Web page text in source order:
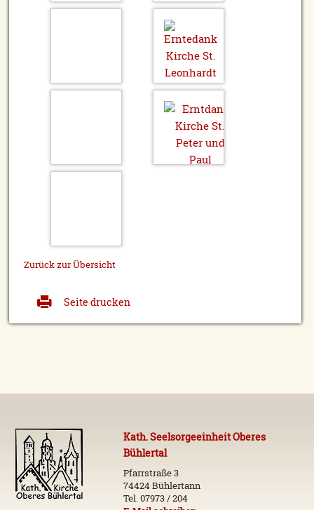
Zurück zur Übersicht
Seite drucken
Kath. Seelsorgeeinheit Oberes
Bühlertal
Pfarrstraße 3
74424 Bühlertann
Tel. 07973 / 204